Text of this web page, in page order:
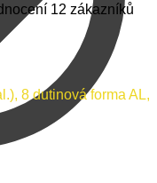
12 zákazníků